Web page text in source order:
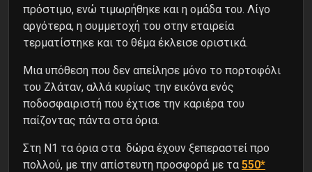
πρόστιμο, ενώ τιμωρήθηκε και η ομάδα του. Λίγο
αργότερα, η συμμετοχή του στην εταιρεία
τερματίστηκε και το θέμα έκλεισε οριστικά.
Μια υπόθεση που δεν απείλησε μόνο το πορτοφόλι
του Ζλάταν, αλλά κυρίως την εικόνα ενός
ποδοσφαιριστή που έχτισε την καριέρα του
παίζοντας πάντα στα όρια.
Στη N1 τα όρια στα δώρα έχουν ξεπεραστεί προ
πολλού, με την απίστευτη προσφορά με τα 550*